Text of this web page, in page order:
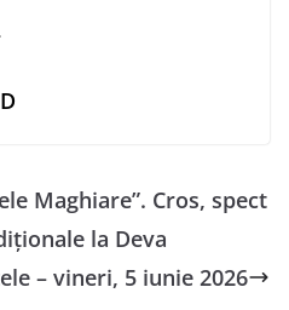
Maghiare”. Cros, spect
la Deva
– vineri, 5 iunie 2026